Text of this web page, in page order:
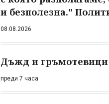
и безполезна."
08.08.2026
Дъжд и гръмотевици
преди 7 часа